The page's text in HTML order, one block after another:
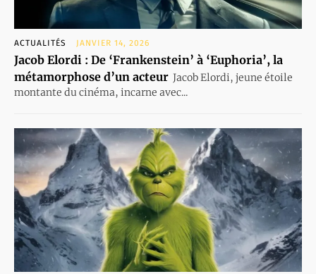
ACTUALITÉS JANVIER 14, 2026
Jacob Elordi : De ‘Frankenstein’ à ‘Euphoria’, la
métamorphose d’un acteur Jacob Elordi, jeune étoile
montante du cinéma, incarne avec...